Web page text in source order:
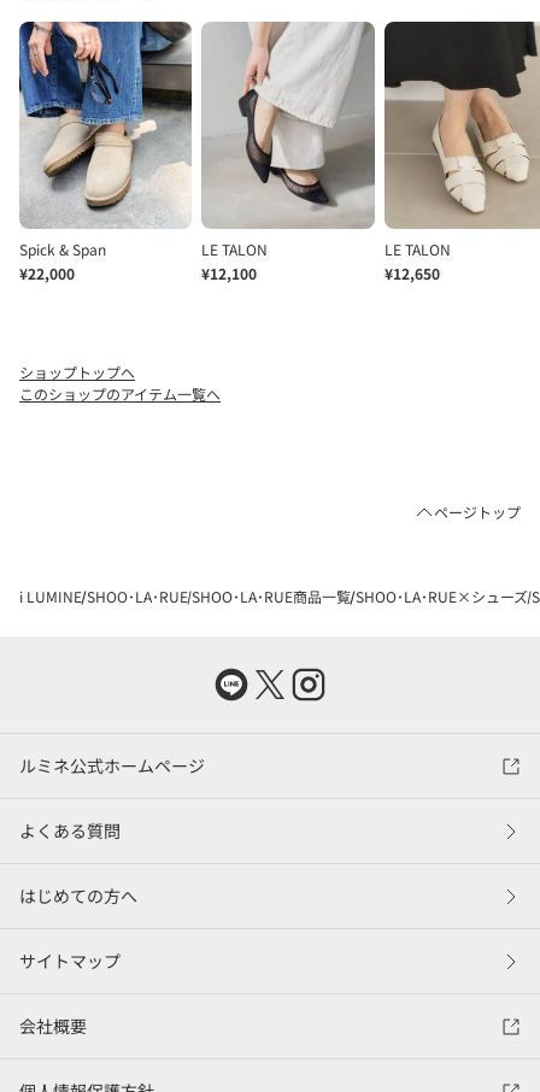
ショップトップへ
このショップのアイテム一覧へ
ページトップ
i LUMINE SHOO･LA･RUE SHOO･LA･RUE商品一覧 SHOO･LA･RUE×シューズ
ルミネ公式ホームページ
よくある質問
はじめての方へ
サイトマップ
会社概要